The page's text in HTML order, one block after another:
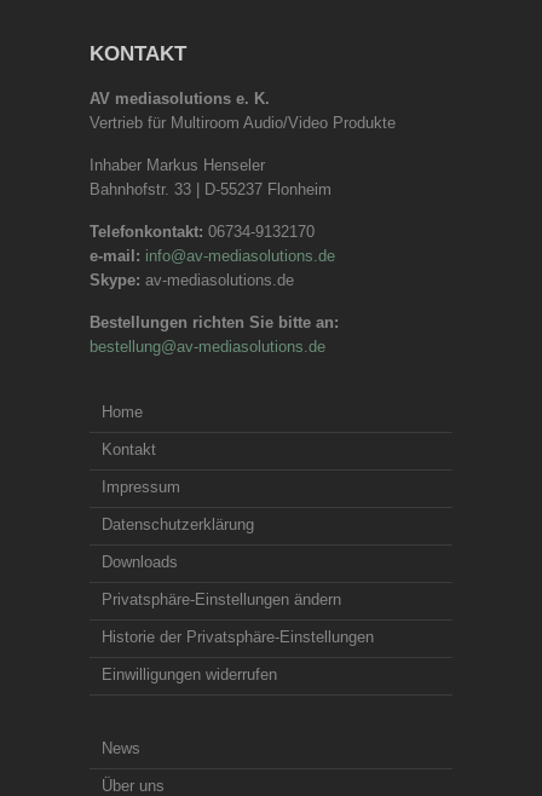
KONTAKT
AV mediasolutions e. K.
Vertrieb für Multiroom Audio/Video Produkte
Inhaber Markus Henseler
Bahnhofstr. 33 | D-55237 Flonheim
Telefonkontakt: 06734-9132170
e-mail: info@av-mediasolutions.de
Skype: av-mediasolutions.de
Bestellungen richten Sie bitte an:
bestellung@av-mediasolutions.de
Home
Kontakt
Impressum
Datenschutzerklärung
Downloads
Privatsphäre-Einstellungen ändern
Historie der Privatsphäre-Einstellungen
Einwilligungen widerrufen
News
Über uns